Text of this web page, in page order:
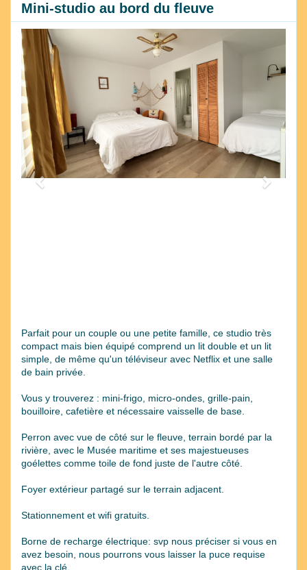
Mini-studio au bord du fleuve
Previous
Parfait pour un couple ou une petite famille, ce studio très
compact mais bien équipé comprend un lit double et un lit
simple, de même qu'un téléviseur avec Netflix et une salle
de bain privée.
Vous y trouverez : mini-frigo, micro-ondes, grille-pain,
bouilloire, cafetière et nécessaire vaisselle de base.
Perron avec vue de côté sur le fleuve, terrain bordé par la
rivière, avec le Musée maritime et ses majestueuses
goélettes comme toile de fond juste de l'autre côté.
Foyer extérieur partagé sur le terrain adjacent.
Stationnement et wifi gratuits.
Borne de recharge électrique: svp nous préciser si vous en
avez besoin, nous pourrons vous laisser la puce requise
avec la clé.